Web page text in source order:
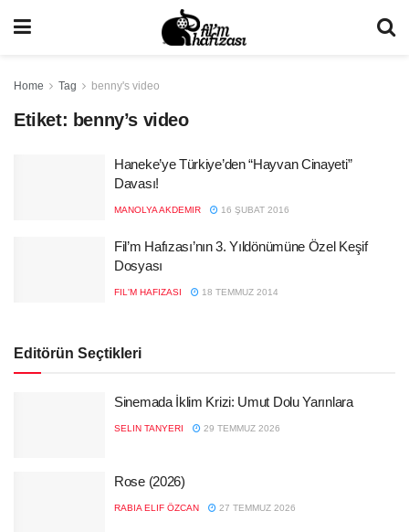
Home Tag benny's video
Etiket: benny’s video
Haneke’ye Türkiye’den “Hayvan Cinayeti”
Davası!
MANOLYA AKDEMIR 16 ŞUBAT 2016
Fil’m Hafızası’nın 3. Yıldönümüne Özel Keşif
Dosyası
FIL'M HAFIZASI 18 TEMMUZ 2014
Editörün Seçtikleri
Sinemada İklim Krizi: Umut Dolu Yarınlara
SELIN TANYERI 29 TEMMUZ 2026
Rose (2026)
RABIA ELIF ÖZCAN 27 TEMMUZ 2026